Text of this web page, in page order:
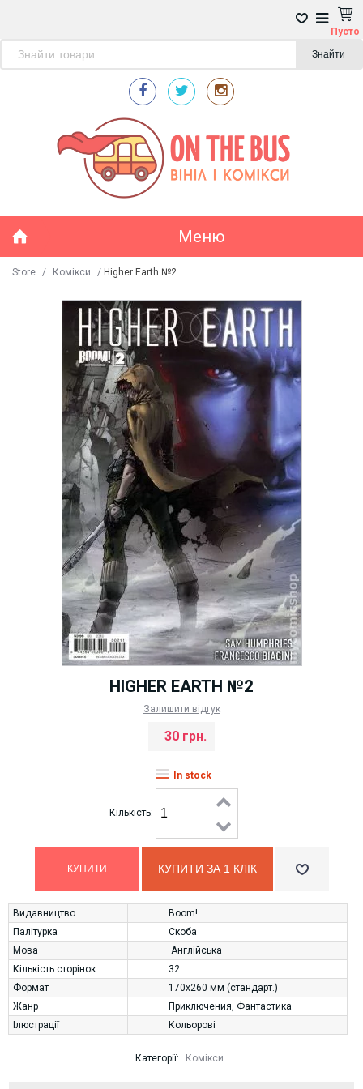
Пусто
Знайти
Меню
Store / Комікси / Higher Earth №2
HIGHER EARTH №2
Залишити відгук
30 грн.
In stock
Кількість:
КУПИТИ ЗА 1 КЛIК
Видавництво
Boom!
Палітурка
Скоба
Мова
Англійська
Кількість сторінок
32
Формат
170х260 мм (стандарт.)
Жанр
Приключения, Фантастика
Ілюстрації
Кольорові
Категорії: Комікси